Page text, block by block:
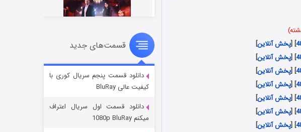
] [پخش آنلاین]
] [پخش آنلاین]
] [پخش آنلاین]
] [پخش آنلاین]
] [پخش آنلاین]
] [پخش آنلاین]
] [پخش آنلاین]
سریال زشت
قسمت2 (زیرنویس) منتشر شد
قسمت‌های جدید
دانلود قسمت پنجم سریال کوری با
کیفیت عالی BluRay
دانلود قسمت اول سریال اعتراف
میکنم 1080p BluRay